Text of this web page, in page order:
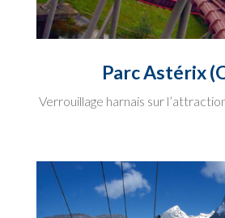
Parc Astérix
Verrouillage harnais sur